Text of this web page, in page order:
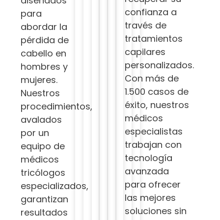
para
abordar la
pérdida de
cabello en
hombres y
mujeres.
Nuestros
procedimientos,
avalados
por un
equipo de
médicos
tricólogos
especializados,
garantizan
resultados
confianza a
través de
tratamientos
capilares
personalizados.
Con más de
1.500 casos de
éxito, nuestros
médicos
especialistas
trabajan con
tecnología
avanzada
para ofrecer
las mejores
soluciones sin